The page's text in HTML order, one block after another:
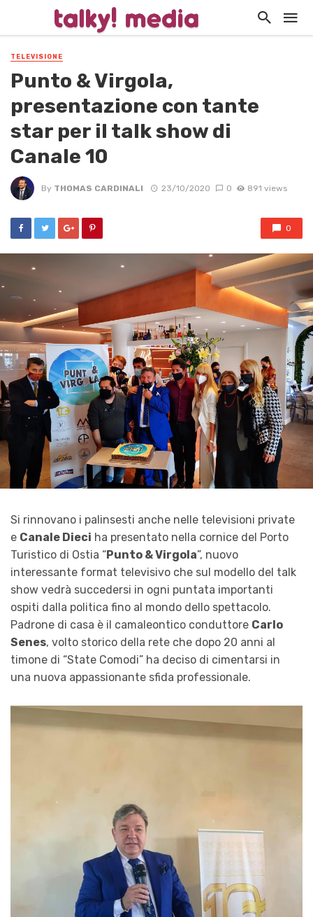
TELEVISIONE
Punto & Virgola,
presentazione con tante
star per il talk show di
Canale 10
By THOMAS CARDINALI 23/10/2020 0 891 views
0
Si rinnovano i palinsesti anche nelle televisioni private
e Canale Dieci ha presentato nella cornice del Porto
Turistico di Ostia “Punto & Virgola”, nuovo
interessante format televisivo che sul modello del talk
show vedrà succedersi in ogni puntata importanti
ospiti dalla politica fino al mondo dello spettacolo.
Padrone di casa è il camaleontico conduttore Carlo
Senes, volto storico della rete che dopo 20 anni al
timone di “State Comodi” ha deciso di cimentarsi in
una nuova appassionante sfida professionale.